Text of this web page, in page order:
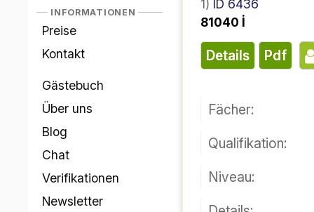
قیمت‌ها
چت
۱)
شناسه ۶۴۳۶
۸۱۰۴۰ ای
جزئیات پی دی اف
صلاحیت:
سطح: